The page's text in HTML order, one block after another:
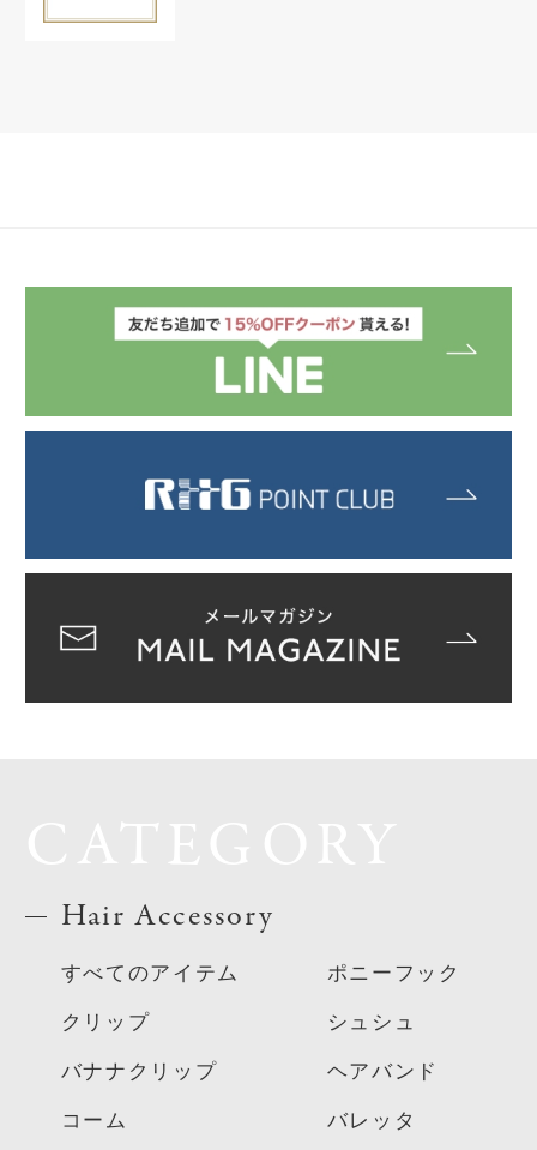
Hair Accessory
すべてのアイテム
クリップ
バナナクリップ
コーム
ポニーフック
シュシュ
ヘアバンド
バレッタ